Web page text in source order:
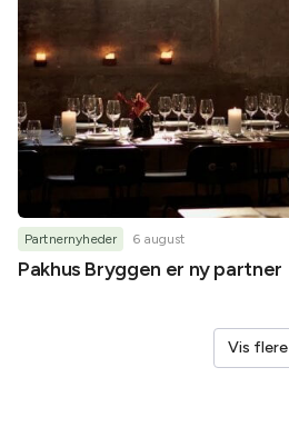
Partnernyheder 6 august
Pakhus Bryggen er ny partner
Vis flere